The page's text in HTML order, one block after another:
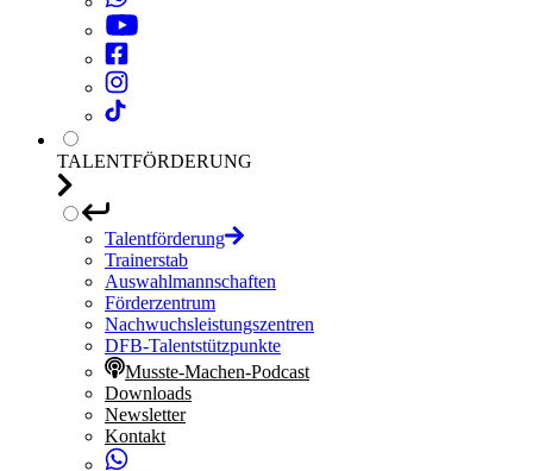
TALENTFÖRDERUNG
Talentförderung
Trainerstab
Auswahlmannschaften
Förderzentrum
Nachwuchsleistungszentren
DFB-Talentstützpunkte
Musste-Machen-Podcast
Downloads
Newsletter
Kontakt